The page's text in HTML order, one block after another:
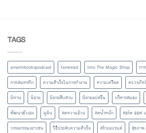
TAGS
amarinbookspodcast famiread Into The Magic Shop กา
กาหลมหรทึก
ความสำเร็จในการทำงาน ความเครียด ดร.วรภัทร์
นิทาน
นิยาย นิยายสืบสวน นิยายแปลจีน บริหารสมอง
พัฒนาตัวเอง
มูมิน ลดความอ้วน ลดน้ำหนัก ลอร์ด ออฟ
วรรณกรรมเยาวชน
วิธีประสบความสำเร็จ สร้างแบรนด์ สุขภาพ